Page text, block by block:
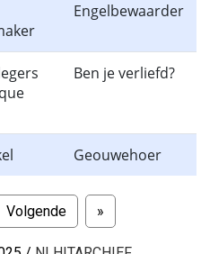
Engelbewaarder
Ben je verliefd?
Geouwehoer
Volgende »